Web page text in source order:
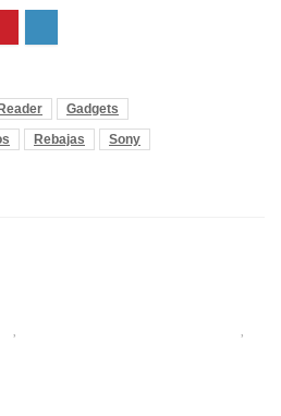
Gadgets
Rebajas
Sony